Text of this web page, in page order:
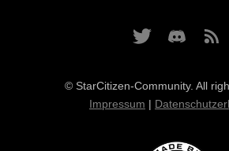
© StarCitizen-Community. All
Impressum |